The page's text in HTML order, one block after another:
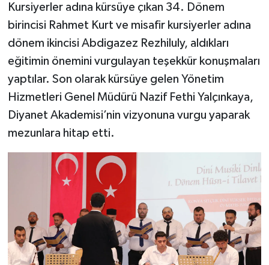
Kursiyerler adına kürsüye çıkan 34. Dönem
birincisi Rahmet Kurt ve misafir kursiyerler adına
dönem ikincisi Abdigazez Rezhiluly, aldıkları
eğitimin önemini vurgulayan teşekkür konuşmaları
yaptılar. Son olarak kürsüye gelen Yönetim
Hizmetleri Genel Müdürü Nazif Fethi Yalçınkaya,
Diyanet Akademisi’nin vizyonuna vurgu yaparak
mezunlara hitap etti.
Hakkari Müftülüğü
Hatay Müftülüğü
Iğdır Müftülüğü
İstanbul Müftülüğü
İzmir Müftülüğü
Kahramanmaraş Müftülüğü
Karabük Müftülüğü
Karaman Müftülüğü